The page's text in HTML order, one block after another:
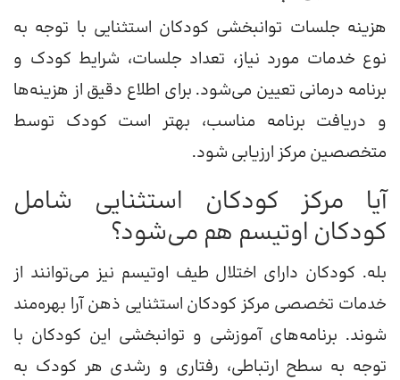
هزینه جلسات توانبخشی کودکان استثنایی با توجه به
نوع خدمات مورد نیاز، تعداد جلسات، شرایط کودک و
برنامه درمانی تعیین می‌شود. برای اطلاع دقیق از هزینه‌ها
و دریافت برنامه مناسب، بهتر است کودک توسط
متخصصین مرکز ارزیابی شود.
آیا مرکز کودکان استثنایی شامل
کودکان اوتیسم هم می‌شود؟
بله. کودکان دارای اختلال طیف اوتیسم نیز می‌توانند از
خدمات تخصصی مرکز کودکان استثنایی ذهن آرا بهره‌مند
شوند. برنامه‌های آموزشی و توانبخشی این کودکان با
توجه به سطح ارتباطی، رفتاری و رشدی هر کودک به